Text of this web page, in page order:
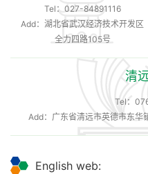
Tel： 027-84891116
Add：湖北省武汉经济技术开发区
全力四路105号
清
Tel：
Add：广东省清远市英德市东华
English web: